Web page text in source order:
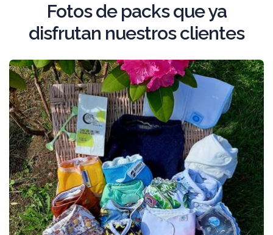
Fotos de packs que ya
disfrutan nuestros clientes